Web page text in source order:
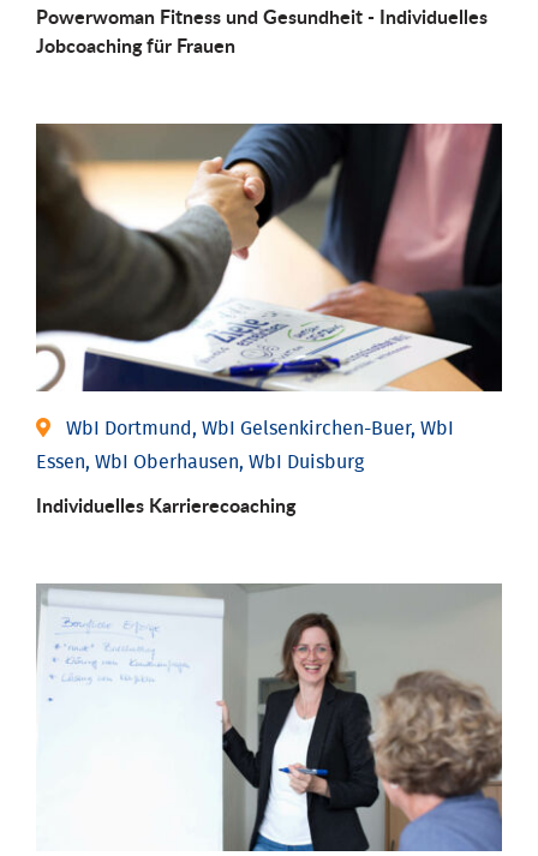
Powerwoman Fitness und Gesund­heit - Individu­elles
Job­coaching für Frauen
WbI Dortmund, WbI Gelsenkirchen-Buer, WbI
Essen, WbI Oberhausen, WbI Duisburg
Individu­elles Karrierecoaching